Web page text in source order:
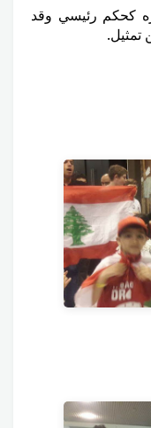
كحكم رئيسي وقد
تمثيل.